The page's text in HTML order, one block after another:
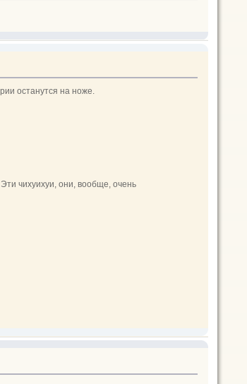
останутся на ноже.
чихуихуи, они, вообще, очень